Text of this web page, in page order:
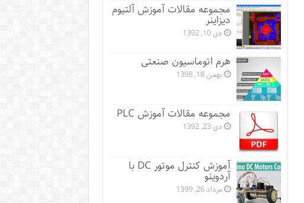
مجموعه مقالات آموزش آلتیوم
دیزاینر
دی 10, 1392
هرم اتوماسیون صنعتی
بهمن 18, 1398
مجموعه مقالات آموزش PLC
دی 23, 1392
آموزش کنترل موتور DC با
آردوینو
مرداد 26, 1399